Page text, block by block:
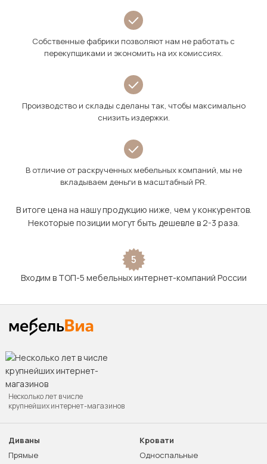
Собственные фабрики позволяют нам не работать с
перекупщиками и экономить на их комиссиях.
Производство и склады сделаны так, чтобы максимально
снизить издержки.
В отличие от раскрученных мебельных компаний, мы не
вкладываем деньги в масштабный PR.
В итоге цена на нашу продукцию ниже, чем у конкурентов.
Некоторые позиции могут быть дешевле в 2-3 раза.
5
Входим в ТОП-5 мебельных интернет-компаний России
Несколько лет в числе
крупнейших интернет-магазинов
Диваны
Прямые
Кровати
Односпальные